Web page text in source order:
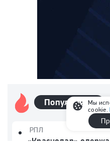
Популярные
РПЛ
«Краснодар»
Мы
cookie.